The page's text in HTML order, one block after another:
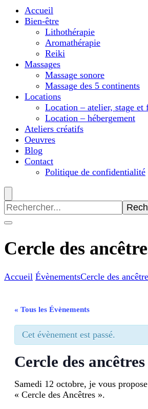
Accueil
Bien-être
Lithothérapie
Aromathérapie
Reiki
Massages
Massage sonore
Massage des 5 continents
Locations
Location – atelier, stage et
Location – hébergement
Ateliers créatifs
Oeuvres
Blog
Contact
Politique de confidentialité
Recherche
pour
:
Cercle des
Accueil ÉvènementsCercle des
« Tous les Évènements
Cet évènement est passé.
Cercle des ancêtres
Samedi 12 octobre, je vous
« Cercle des Ancêtres ».